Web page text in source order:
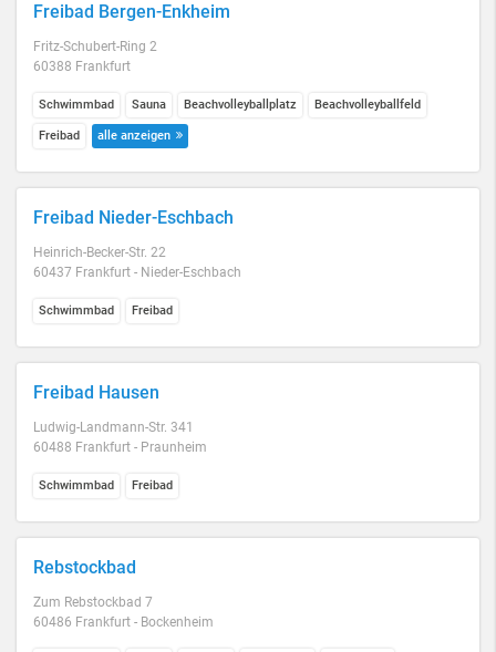
Freibad Bergen-Enkheim
Fritz-Schubert-Ring 2
60388 Frankfurt
Schwimmbad Sauna Beachvolleyballplatz Beachvolleyballfeld
Freibad alle anzeigen
Freibad Nieder-Eschbach
Heinrich-Becker-Str. 22
60437 Frankfurt - Nieder-Eschbach
Schwimmbad Freibad
Freibad Hausen
Ludwig-Landmann-Str. 341
60488 Frankfurt - Praunheim
Schwimmbad Freibad
Rebstockbad
Zum Rebstockbad 7
60486 Frankfurt - Bockenheim